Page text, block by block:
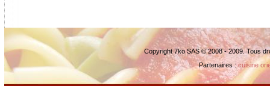
Copyright 7ko SAS © 2008 - 2009. Tous
Partenaires :cuisine